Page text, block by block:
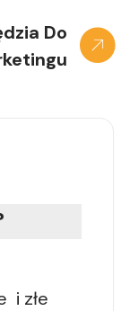
Do
of Content
i złe